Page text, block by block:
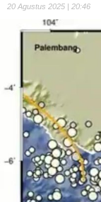
20 Agustus 2025 | 20:46